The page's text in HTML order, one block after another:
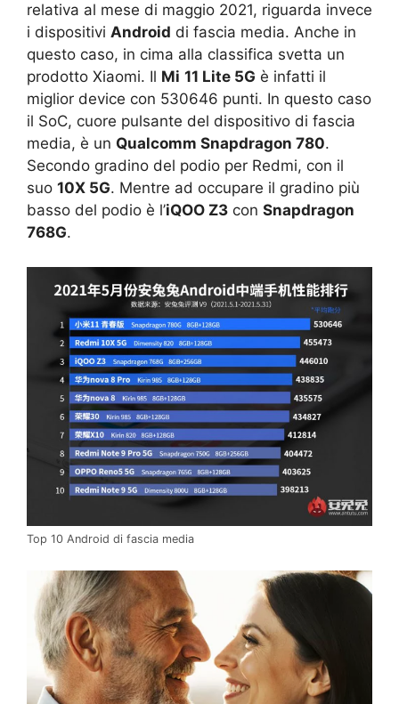
relativa al mese di maggio 2021, riguarda invece
i dispositivi Android di fascia media. Anche in
questo caso, in cima alla classifica svetta un
prodotto Xiaomi. Il Mi 11 Lite 5G è infatti il
miglior device con 530646 punti. In questo caso
il SoC, cuore pulsante del dispositivo di fascia
media, è un Qualcomm Snapdragon 780.
Secondo gradino del podio per Redmi, con il
suo 10X 5G. Mentre ad occupare il gradino più
basso del podio è l’iQOO Z3 con Snapdragon
768G.
Top 10 Android di fascia media